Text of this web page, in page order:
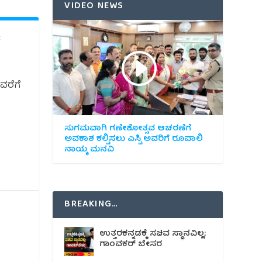
VIDEO NEWS
ಸುಗಮವಾಗಿ ಗಣೇಶೋತ್ಸವ ಆಚರಣೆಗೆ
ಅವಕಾಶ ಕಲ್ಪಿಸಲು ಎಸ್ಪಿ ಅವರಿಗೆ ರೂಪಾಲಿ
ನಾಯ್ಕ ಮನವಿ
BREAKING…
ಉತ್ತರಕನ್ನಡಕ್ಕೆ ಸಚಿವ ಸ್ಥಾನವಿಲ್ಲ;
ಗಾಂವಕರ್ ಬೇಸರ